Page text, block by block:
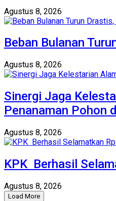
Agustus 8, 2026
Beban Bulanan
Agustus 8, 2026
Sinergi Jaga
Penanaman Pohon
Agustus 8, 2026
KPK Berhasil
Agustus 8, 2026
Load More